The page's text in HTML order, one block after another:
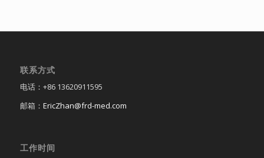
联系方式
电话：+86 13620911595
邮箱： EricZhan@frd-med.com
工作时间